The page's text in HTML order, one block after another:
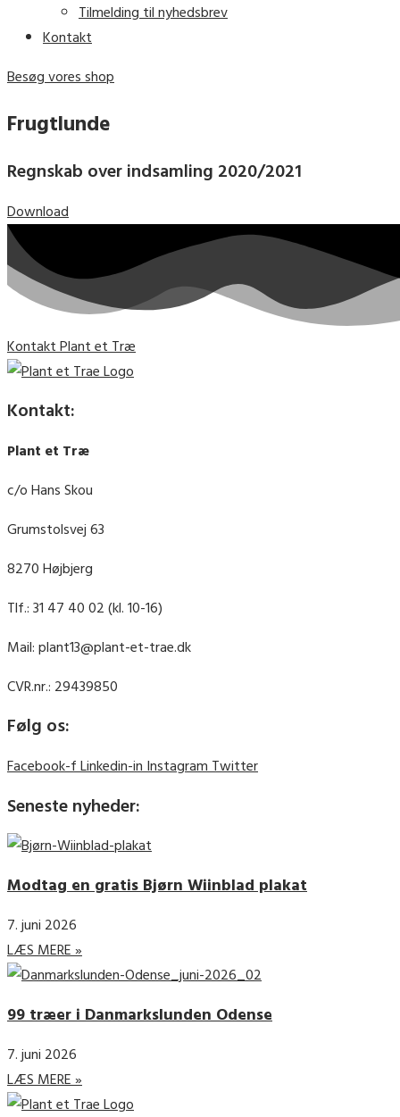
Tilmelding til nyhedsbrev
Kontakt
Besøg vores shop
Frugtlunde
Regnskab over indsamling 2020/2021
Download
Kontakt Plant et Træ
Kontakt:
Plant et Træ
c/o Hans Skou
Grumstolsvej 63
8270 Højbjerg
Tlf.: 31 47 40 02 (kl. 10-16)
Mail: plant13@plant-et-trae.dk
CVR.nr.: 29439850
Følg os:
Facebook-fLinkedin-inInstagramTwitter
Seneste nyheder:
Modtag en gratis Bjørn Wiinblad plakat
7. juni 2026
LÆS MERE »
99 træer i Danmarkslunden Odense
7. juni 2026
LÆS MERE »